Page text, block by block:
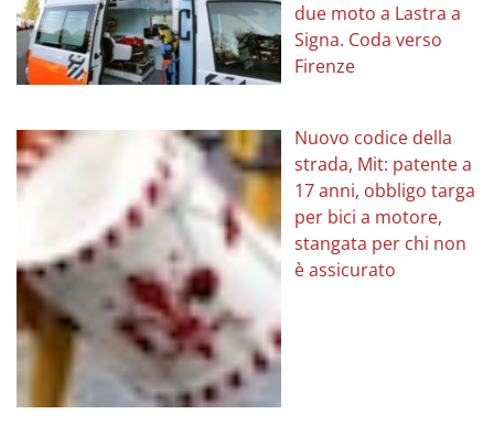
due moto a Lastra a
Signa. Coda verso
Firenze
Nuovo codice della
strada, Mit: patente a
17 anni, obbligo targa
per bici a motore,
stangata per chi non
è assicurato